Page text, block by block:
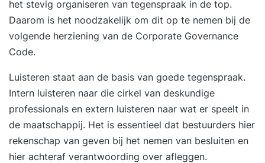
koerswijziging is, kunt meenemen naar een
verander cultuur. ‘Om het leven voorwaarts te
kunnen leven dient het achterwaarts begrepen te
worden.’ Door beeldend te vertellen, krijgt een
organisatie een gezicht en verdwijnt de abstracte
bedrijfscultuur naar de achtergrond. In de
tweedaagse storytelling training van
Speechcompany leer je om jouw persoonlijke of
corporate story te vertellen en te presenteren.
Zodat jij jouw publiek weet te inspireren, te
het stevig organiseren van tegenspraak in de top.
Daarom is het noodzakelijk om dit op te nemen bij de
volgende herziening van de Corporate Governance
Code.
Luisteren staat aan de basis van goede tegenspraak.
Intern luisteren naar die cirkel van deskundige
professionals en extern luisteren naar wat er speelt in
de maatschappij. Het is essentieel dat bestuurders hier
rekenschap van geven bij het nemen van besluiten en
hier achteraf verantwoording over afleggen.